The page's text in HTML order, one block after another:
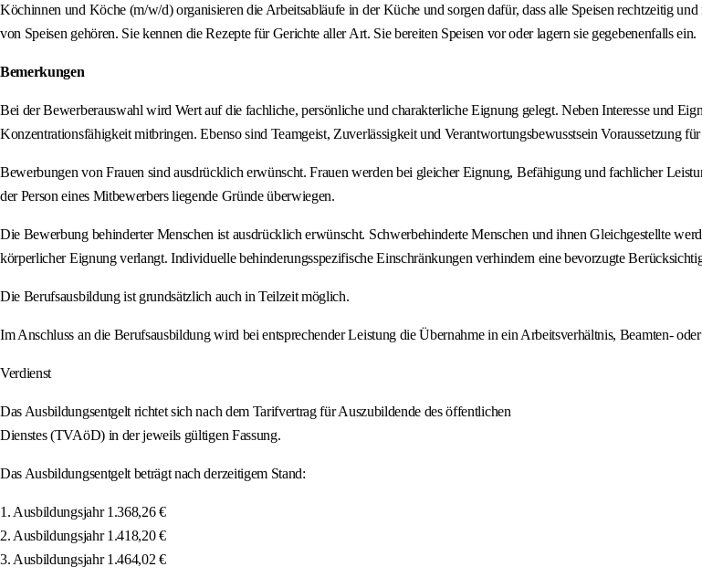
Köchinnen und Köche (m/w/d) organisieren die Arbeitsabläufe in der Küche und sorgen dafür, dass alle Speisen rechtzeitig
von Speisen gehören. Sie kennen die Rezepte für Gerichte aller Art. Sie bereiten Speisen vor oder lagern sie gegebenenfalls ein.
Bemerkungen
Bei der Bewerberauswahl wird Wert auf die fachliche, persönliche und charakterliche Eignung gelegt. Neben Interesse und
Konzentrationsfähigkeit mitbringen. Ebenso sind Teamgeist, Zuverlässigkeit und Verantwortungsbewusstsein Voraussetzung
Bewerbungen von Frauen sind ausdrücklich erwünscht. Frauen werden bei gleicher Eignung, Befähigung und fachlicher
der Person eines Mitbewerbers liegende Gründe überwiegen.
Die Bewerbung behinderter Menschen ist ausdrücklich erwünscht. Schwerbehinderte Menschen und ihnen Gleichgestellte
körperlicher Eignung verlangt. Individuelle behinderungsspezifische Einschränkungen verhindern eine bevorzugte
Die Berufsausbildung ist grundsätzlich auch in Teilzeit möglich.
Im Anschluss an die Berufsausbildung wird bei entsprechender Leistung die Übernahme in ein Arbeitsverhältnis, Beamten-
Verdienst
Das Ausbildungsentgelt richtet sich nach dem Tarifvertrag für Auszubildende des öffentlichen
Dienstes (TVAöD) in der jeweils gültigen Fassung.
Das Ausbildungsentgelt beträgt nach derzeitigem Stand:
1. Ausbildungsjahr 1.368,26 €
2. Ausbildungsjahr 1.418,20 €
3. Ausbildungsjahr 1.464,02 €